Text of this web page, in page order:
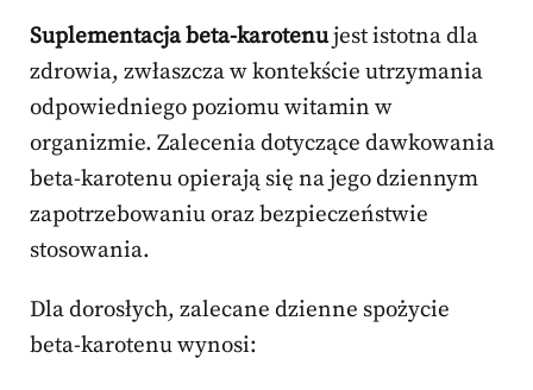
Suplementacja beta-karotenujest istotna dla
zdrowia, zwłaszcza w kontekście utrzymania
odpowiedniego poziomu witamin w
organizmie. Zalecenia dotyczące dawkowania
beta-karotenu opierają się na jego dziennym
zapotrzebowaniu oraz bezpieczeństwie
stosowania.
Dla dorosłych, zalecane dzienne spożycie
beta-karotenu wynosi: